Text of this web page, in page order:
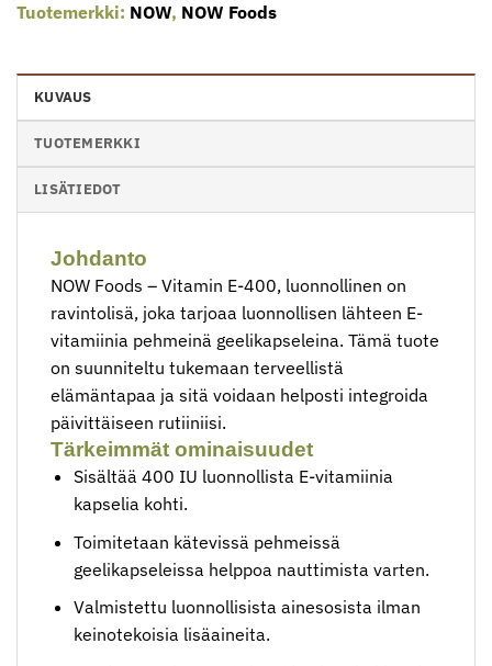
Tuotemerkki: NOW, NOW Foods
KUVAUS
TUOTEMERKKI
LISÄTIEDOT
Johdanto
NOW Foods – Vitamin E-400, luonnollinen on
ravintolisä, joka tarjoaa luonnollisen lähteen E-
vitamiinia pehmeinä geelikapseleina. Tämä tuote
on suunniteltu tukemaan terveellistä
elämäntapaa ja sitä voidaan helposti integroida
päivittäiseen rutiiniisi.
Tärkeimmät ominaisuudet
Sisältää 400 IU luonnollista E-vitamiinia
kapselia kohti.
Toimitetaan kätevissä pehmeissä
geelikapseleissa helppoa nauttimista varten.
Valmistettu luonnollisista ainesosista ilman
keinotekoisia lisäaineita.